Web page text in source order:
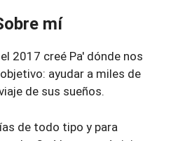
mí
el 2017 creé Pa' dónde nos
ayudar a miles de
de sus sueños.
de todo tipo y para